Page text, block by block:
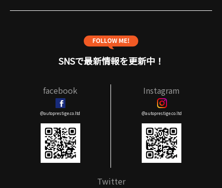
SNSで最新情報を更新中！
facebook
@autoprestige.co.ltd
Instagram
@autoprestige.co.ltd
Twitter